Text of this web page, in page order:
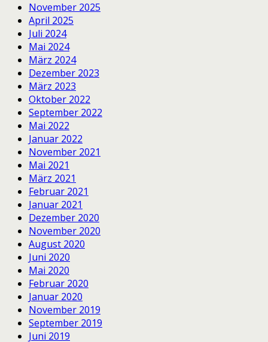
November 2025
April 2025
Juli 2024
Mai 2024
März 2024
Dezember 2023
März 2023
Oktober 2022
September 2022
Mai 2022
Januar 2022
November 2021
Mai 2021
März 2021
Februar 2021
Januar 2021
Dezember 2020
November 2020
August 2020
Juni 2020
Mai 2020
Februar 2020
Januar 2020
November 2019
September 2019
Juni 2019